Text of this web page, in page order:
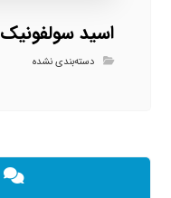
اسید سولفونیک
دسته‌بندی نشده